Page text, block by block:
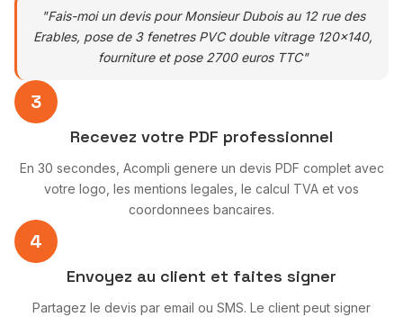
"Fais-moi un devis pour Monsieur Dubois au 12 rue des
Erables, pose de 3 fenetres PVC double vitrage 120x140,
fourniture et pose 2700 euros TTC"
3
Recevez votre PDF professionnel
En 30 secondes, Acompli genere un devis PDF complet avec
votre logo, les mentions legales, le calcul TVA et vos
coordonnees bancaires.
4
Envoyez au client et faites signer
Partagez le devis par email ou SMS. Le client peut signer